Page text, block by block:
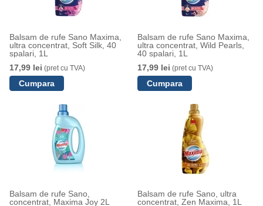
Balsam de rufe Sano Maxima,
ultra concentrat, Soft Silk, 40
spalari, 1L
17,99 lei (pret cu TVA)
Balsam de rufe Sano Maxima,
ultra concentrat, Wild Pearls,
40 spalari, 1L
17,99 lei (pret cu TVA)
Balsam de rufe Sano,
concentrat, Maxima Joy 2L
Balsam de rufe Sano, ultra
concentrat, Zen Maxima, 1L